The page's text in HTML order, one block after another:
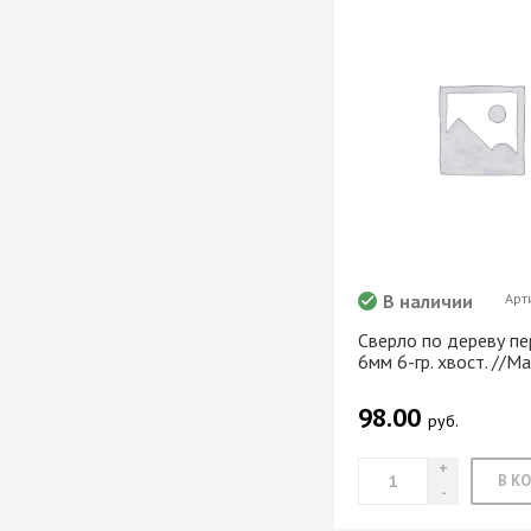
SKS Турция
Система шкафа-
АЛКОМ
+ еще 0
оснащение
Освещение
Удлиннители
Сверло по дереву
6мм 6-гр. хвост. //
В наличии
98.00 руб.